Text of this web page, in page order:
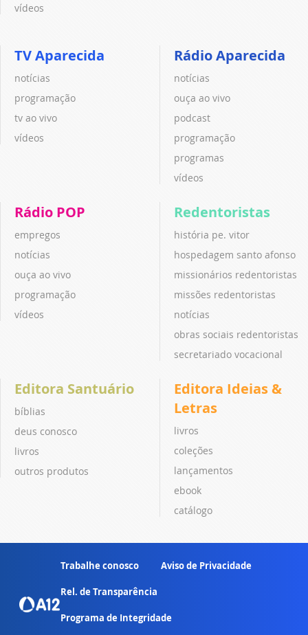
vídeos
TV Aparecida
notícias
programação
tv ao vivo
vídeos
Rádio Aparecida
notícias
ouça ao vivo
podcast
programação
programas
vídeos
Rádio POP
empregos
notícias
ouça ao vivo
programação
vídeos
Redentoristas
história pe. vitor
hospedagem santo afonso
missionários redentoristas
missões redentoristas
notícias
obras sociais redentoristas
secretariado vocacional
Editora Santuário
bíblias
deus conosco
livros
outros produtos
Editora Ideias &
Letras
livros
coleções
lançamentos
ebook
catálogo
Trabalhe conosco Aviso de Privacidade
Rel. de Transparência
Programa de Integridade